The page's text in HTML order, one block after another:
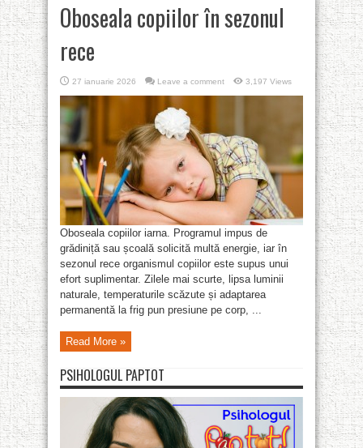
Oboseala copiilor în sezonul
rece
27 ianuarie 2026 Leave a comment 3,197 Views
Oboseala copiilor iarna. Programul impus de
grădiniță sau școală solicită multă energie, iar în
sezonul rece organismul copiilor este supus unui
efort suplimentar. Zilele mai scurte, lipsa luminii
naturale, temperaturile scăzute și adaptarea
permanentă la frig pun presiune pe corp, ...
Read More »
PSIHOLOGUL PAPTOT